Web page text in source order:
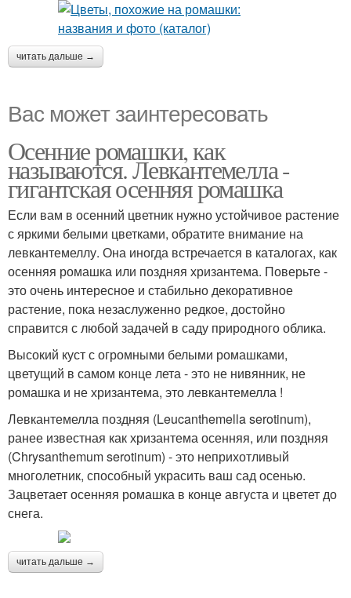
читать дальше →
Вас может заинтересовать
Осенние ромашки, как
называются. Левкантемелла -
гигантская осенняя ромашка
Если вам в осенний цветник нужно устойчивое растение
с яркими белыми цветками, обратите внимание на
левкантемеллу. Она иногда встречается в каталогах, как
осенняя ромашка или поздняя хризантема. Поверьте -
это очень интересное и стабильно декоративное
растение, пока незаслуженно редкое, достойно
справится с любой задачей в саду природного облика.
Высокий куст с огромными белыми ромашками,
цветущий в самом конце лета - это не нивянник, не
ромашка и не хризантема, это левкантемелла !
Левкантемелла поздняя (Leucanthemella serotinum),
ранее известная как хризантема осенняя, или поздняя
(Chrysanthemum serotinum) - это неприхотливый
многолетник, способный украсить ваш сад осенью.
Зацветает осенняя ромашка в конце августа и цветет до
снега.
читать дальше →